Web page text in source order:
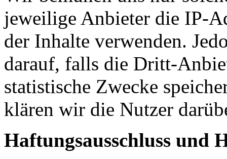
jeweilige Anbieter die IP-
der Inhalte verwenden.
darauf, falls die Dritt-
statistische Zwecke
klären wir die Nutzer
Haftungsausschluss und